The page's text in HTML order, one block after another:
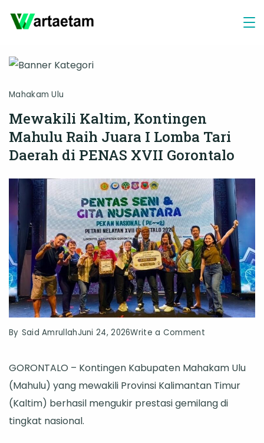
Mahakam Ulu
Mewakili Kaltim, Kontingen
Mahulu Raih Juara I Lomba Tari
Daerah di PENAS XVII Gorontalo
By Said AmrullahJuni 24, 2026Write a Commenton
Kaltim,
Kontingen
Mahulu
GORONTALO – Kontingen Kabupaten Mahakam Ulu
(Mahulu) yang mewakili Provinsi Kalimantan Timur
(Kaltim) berhasil mengukir prestasi gemilang di
tingkat nasional.